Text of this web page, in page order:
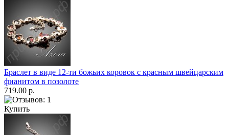
Браслет в виде 12-ти божьих коровок с красным швейцарским
фианитом в позолоте
719.00 р.
Купить